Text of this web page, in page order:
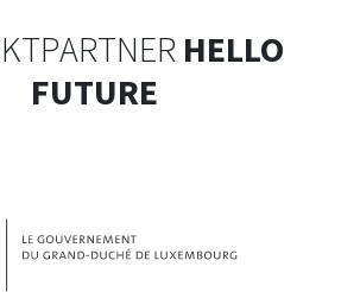
HELLO
FUTURE